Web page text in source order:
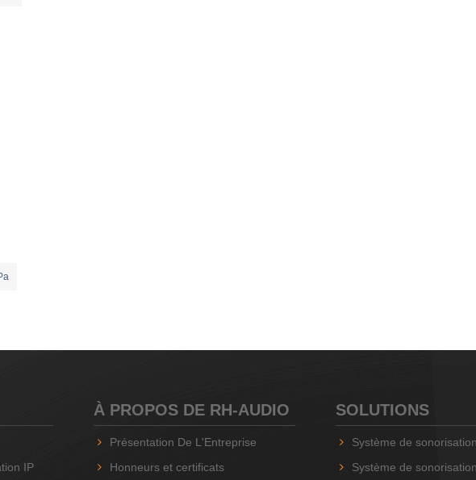
IP
À PROPOS DE RH-AUDIO
Présentation De L'Entreprise
Honneurs et certificats
SOLUTIONS
Système de sonorisation RH-
Système de sonorisation RH-